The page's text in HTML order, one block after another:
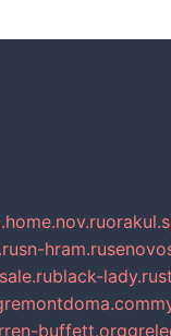
sn-hram.ru
black-lady.ru
remontdoma.com
buffett.org